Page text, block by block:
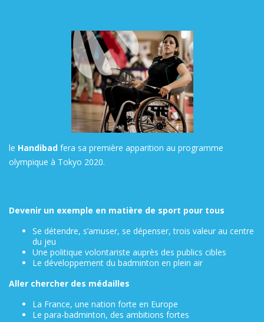
le Handibad fera sa première apparition au programme
olympique à Tokyo 2020.
Devenir un exemple en matière de sport pour tous
Se détendre, s’amuser, se dépenser, trois valeur au centre
du jeu
Une politique volontariste auprès des publics cibles
Le développement du badminton en plein air
Aller chercher des médailles
La France, une nation forte en Europe
Le para-badminton, des ambitions fortes